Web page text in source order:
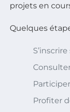
projets en
Quelques
Profiter